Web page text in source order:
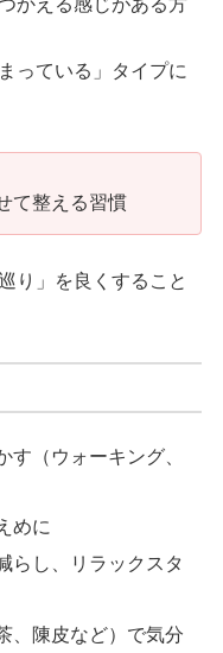
かえる感じがある方
っている」タイプに
て整える習慣
り」を良くすること
す（ウォーキング、
めに
らし、リラックスタ
、陳皮など）で気分